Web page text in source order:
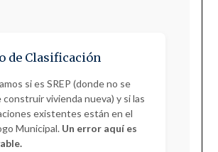
de Clasificación
si es SREP (donde no se
construir vivienda nueva) y si las
existentes están en el
Municipal. Un error aquí es